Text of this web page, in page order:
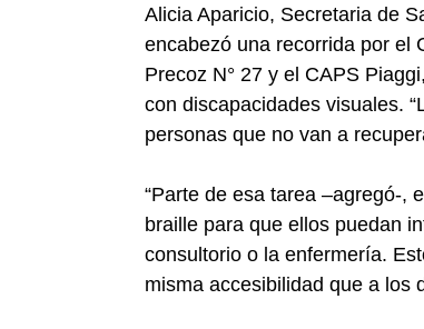
Alicia Aparicio, Secretaria de
encabezó una recorrida por el
Precoz N° 27 y el CAPS
con discapacidades visuales.
personas que no van a
“Parte de esa tarea –agregó-,
braille para que ellos puedan
consultorio o la enfermería.
misma accesibilidad que a los